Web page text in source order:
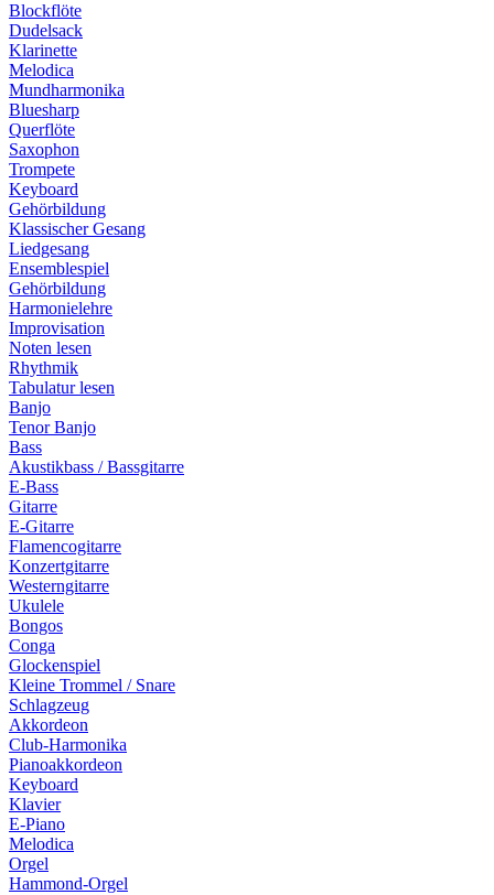
Blockflöte
Dudelsack
Klarinette
Melodica
Mundharmonika
Bluesharp
Querflöte
Saxophon
Trompete
Keyboard
Gehörbildung
Klassischer Gesang
Liedgesang
Ensemblespiel
Gehörbildung
Harmonielehre
Improvisation
Noten lesen
Rhythmik
Tabulatur lesen
Banjo
Tenor Banjo
Bass
Akustikbass / Bassgitarre
E-Bass
Gitarre
E-Gitarre
Flamencogitarre
Konzertgitarre
Westerngitarre
Ukulele
Bongos
Conga
Glockenspiel
Kleine Trommel / Snare
Schlagzeug
Akkordeon
Club-Harmonika
Pianoakkordeon
Keyboard
Klavier
E-Piano
Melodica
Orgel
Hammond-Orgel